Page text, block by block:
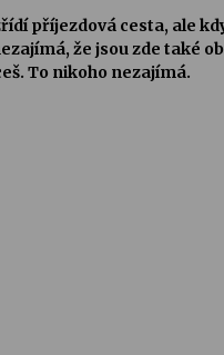
příjezdová cesta, ale
že jsou zde také
To nikoho nezajímá.